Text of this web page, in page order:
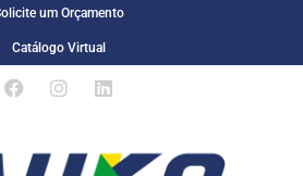
um Orçamento
Catálogo Virtual